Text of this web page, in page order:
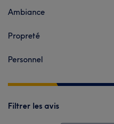
Ambiance
Propreté
Personnel
Filtrer les avis